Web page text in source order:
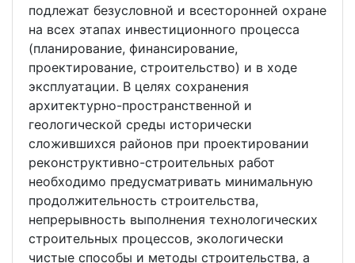
подлежат безусловной и всесторонней охране
на всех этапах инвестиционного процесса
(планирование, финансирование,
проектирование, строительство) и в ходе
эксплуатации. В целях сохранения
архитектурно-пространственной и
геологической среды исторически
сложившихся районов при проектировании
реконструктивно-строительных работ
необходимо предусматривать минимальную
продолжительность строительства,
непрерывность выполнения технологических
строительных процессов, экологически
чистые способы и методы строительства, а